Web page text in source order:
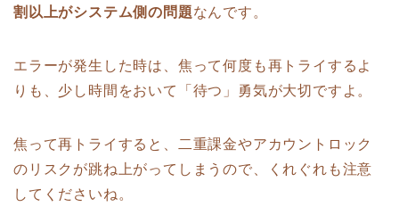
割以上がシステム側の問題なんです。
エラーが発生した時は、焦って何度も再トライするよ
りも、少し時間をおいて「待つ」勇気が大切ですよ。
焦って再トライすると、二重課金やアカウントロック
のリスクが跳ね上がってしまうので、くれぐれも注意
してくださいね。